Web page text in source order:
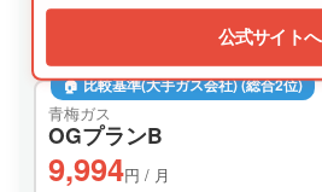
公式サイトへ
🏠 比較基準(大手ガス会社) (総合2位)
青梅ガス
OGプランB
9,994円 / 月